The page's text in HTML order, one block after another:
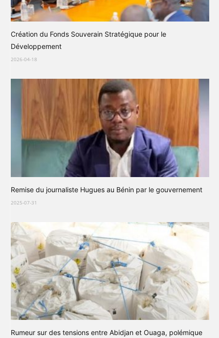
Création du Fonds Souverain Stratégique pour le
Développement
2026-04-18
Remise du journaliste Hugues au Bénin par le gouvernement
2025-07-31
Rumeur sur des tensions entre Abidjan et Ouaga, polémique